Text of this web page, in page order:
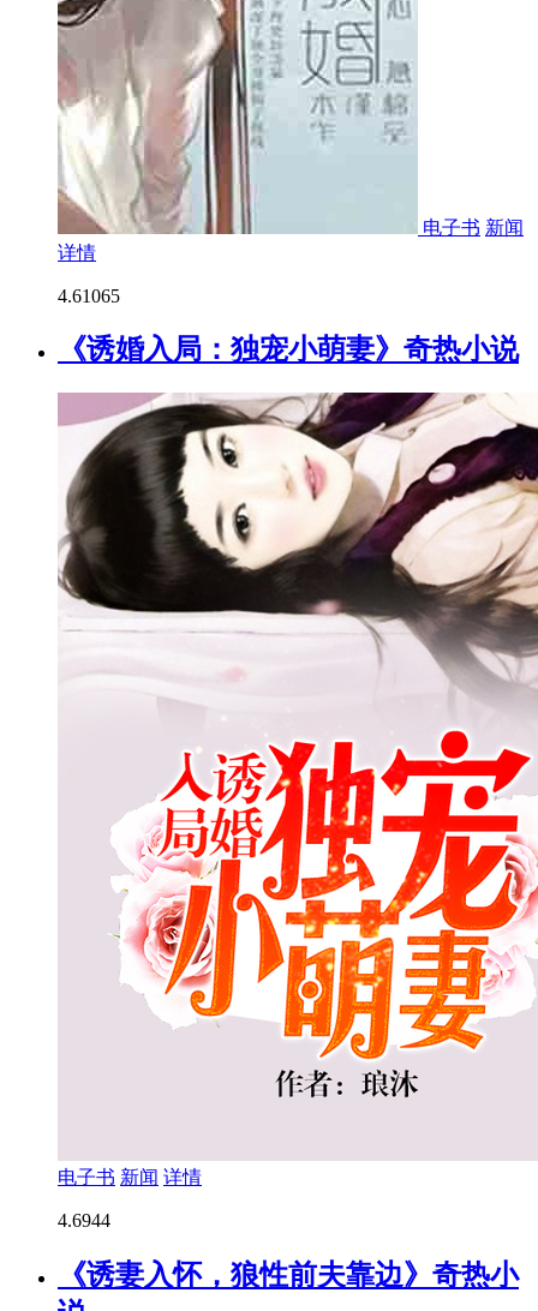
电子书 新闻
详情
4.61065
《诱婚入局：独宠小萌妻》奇热小说
电子书 新闻 详情
4.6944
《诱妻入怀，狼性前夫靠边》奇热小